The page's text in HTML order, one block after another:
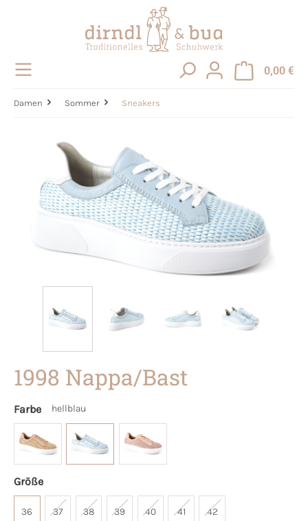
0,00 €
Damen Sommer Sneakers
Bildergalerie überspringen
1998 Nappa/Bast
Farbe hellblau
Größe
36 37 38 39 40 41 42